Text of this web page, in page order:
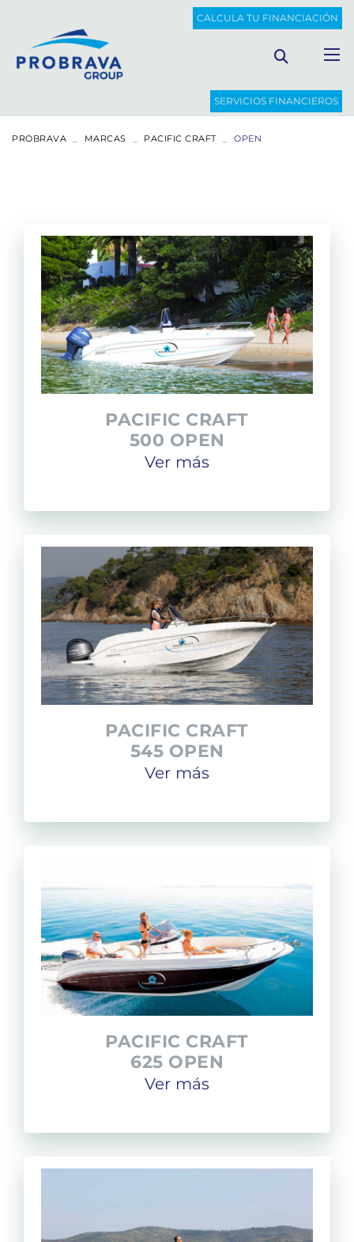
CALCULA TU FINANCIACIÓN
SERVICIOS FINANCIEROS
PROBRAVA MARCAS PACIFIC CRAFT OPEN
PACIFIC CRAFT
500 OPEN
Ver más
PACIFIC CRAFT
545 OPEN
Ver más
PACIFIC CRAFT
625 OPEN
Ver más